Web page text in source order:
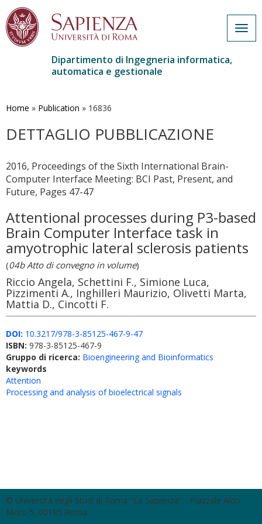
contenuto
Dipartimento di Ingegneria informatica,
automatica e gestionale
Home » Publication » 16836
DETTAGLIO PUBBLICAZIONE
2016, Proceedings of the Sixth International Brain-
Computer Interface Meeting: BCI Past, Present, and
Future, Pages 47-47
Attentional processes during P3-based
Brain Computer Interface task in
amyotrophic lateral sclerosis patients
(04b Atto di convegno in volume)
Riccio Angela, Schettini F., Simione Luca,
Pizzimenti A., Inghilleri Maurizio, Olivetti Marta,
Mattia D., Cincotti F.
DOI: 10.3217/978-3-85125-467-9-47
ISBN: 978-3-85125-467-9
Gruppo di ricerca: Bioengineering and Bioinformatics
keywords
Attention
Processing and analysis of bioelectrical signals
© Università degli Studi di Roma "La Sapienza" - Piazzale Aldo
Moro 5, 00185 Roma